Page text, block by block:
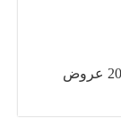
عروض نورى السعودية اليوم 5 و 6 فبراير 2021 عروض